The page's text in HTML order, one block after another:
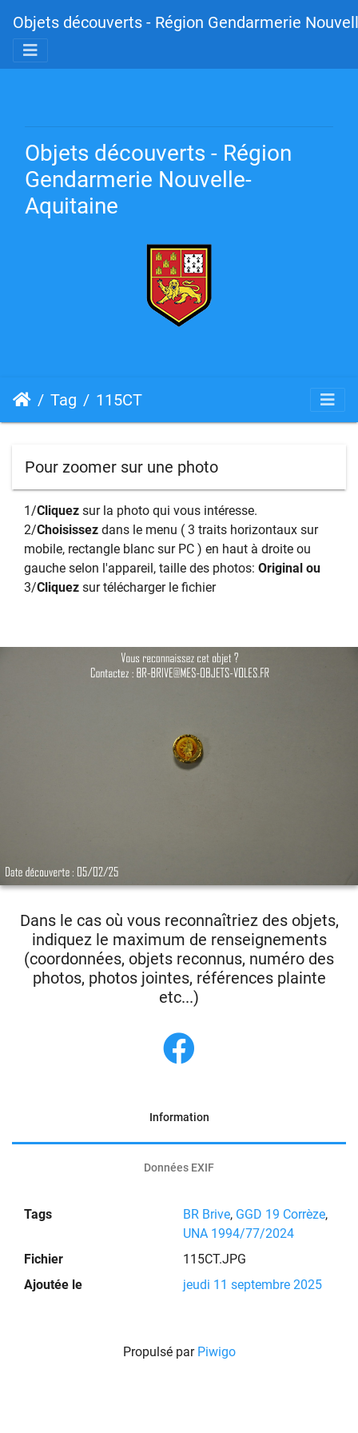
Objets découverts - Région Gendarmerie
Objets découverts - Région
Gendarmerie Nouvelle-
Aquitaine
Tag 115CT
Pour zoomer sur une photo
1/Cliquez sur la photo qui vous intéresse.
2/Choisissez dans le menu ( 3 traits horizontaux sur
mobile, rectangle blanc sur PC ) en haut à droite ou
gauche selon l'appareil, taille des photos: Original ou
3/Cliquez sur télécharger le fichier
Dans le cas où vous reconnaîtriez des objets,
indiquez le maximum de renseignements
(coordonnées, objets reconnus, numéro des
photos, photos jointes, références plainte
etc...)
Information
Données EXIF
Tags BR Brive, GGD 19 Corrèze,
UNA 1994/77/2024
Fichier
115CT.JPG
Ajoutée le
jeudi 11 septembre 2025
Propulsé par Piwigo